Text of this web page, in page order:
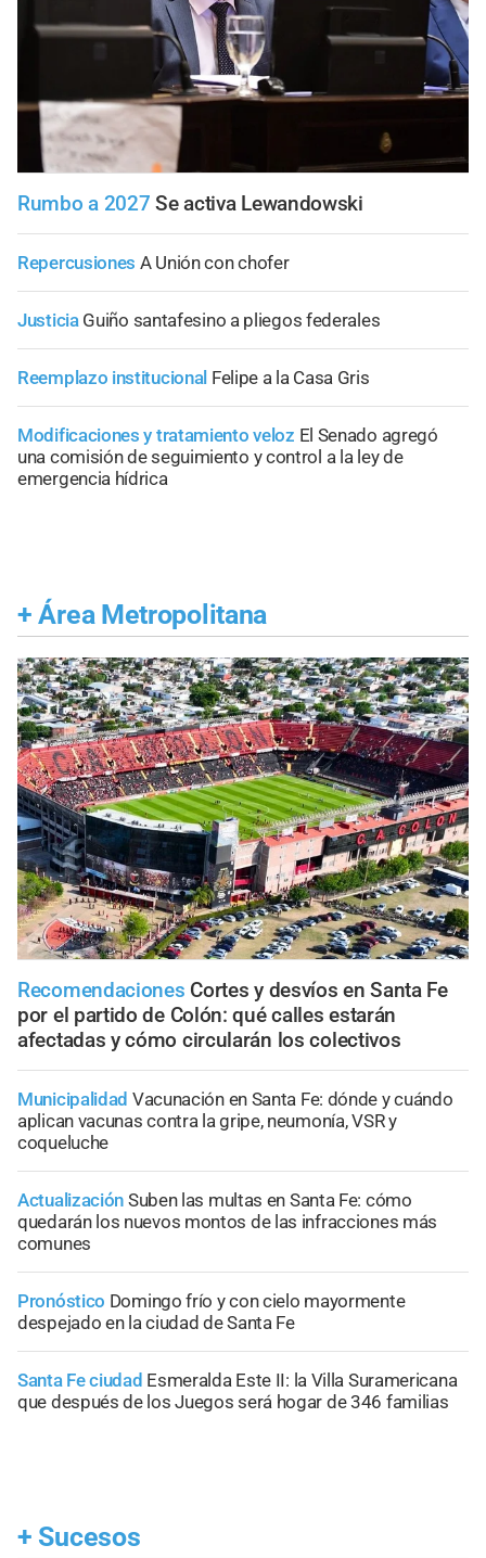
Rumbo a 2027 Se activa Lewandowski
Repercusiones A Unión con chofer
Justicia Guiño santafesino a pliegos federales
Reemplazo institucional Felipe a la Casa Gris
Modificaciones y tratamiento veloz El Senado agregó
una comisión de seguimiento y control a la ley de
emergencia hídrica
+ Área Metropolitana
Recomendaciones Cortes y desvíos en Santa Fe
por el partido de Colón: qué calles estarán
afectadas y cómo circularán los colectivos
Municipalidad Vacunación en Santa Fe: dónde y cuándo
aplican vacunas contra la gripe, neumonía, VSR y
coqueluche
Actualización Suben las multas en Santa Fe: cómo
quedarán los nuevos montos de las infracciones más
comunes
Pronóstico Domingo frío y con cielo mayormente
despejado en la ciudad de Santa Fe
Santa Fe ciudad Esmeralda Este II: la Villa Suramericana
que después de los Juegos será hogar de 346 familias
+ Sucesos